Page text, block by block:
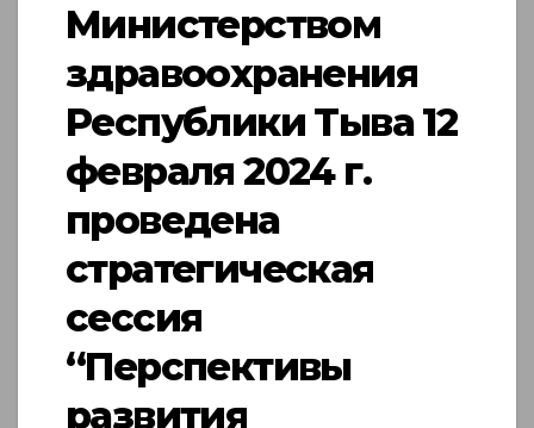
Министерством
здравоохранения
Республики Тыва 12
февраля 2024 г.
проведена
стратегическая
сессия
“Перспективы
развития